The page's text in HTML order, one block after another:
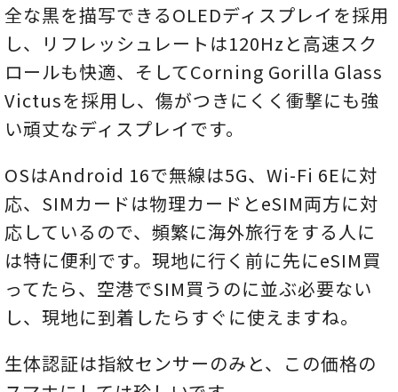
全な黒を描写できるOLEDディスプレイを採用
し、リフレッシュレートは120Hzと高速スク
ロールも快適、そしてCorning Gorilla Glass
Victusを採用し、傷がつきにくく衝撃にも強
い頑丈なディスプレイです。
OSはAndroid 16で無線は5G、Wi-Fi 6Eに対
応、SIMカードは物理カードとeSIM両方に対
応しているので、頻繁に海外旅行をする人に
は特に便利です。現地に行く前に先にeSIM買
ってたら、空港でSIM買うのに並ぶ必要ない
し、現地に到着したらすぐに使えますね。
生体認証は指紋センサーのみと、この価格の